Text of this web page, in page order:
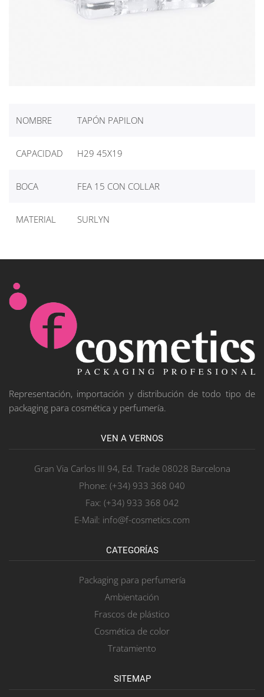
NOMBRE TAPÓN PAPILON
CAPACIDAD H29 45X19
BOCA FEA 15 CON COLLAR
MATERIAL SURLYN
Representación, importación y distribución de todo tipo de
packaging para cosmética y perfumería.
VEN A VERNOS
Gran Via Carlos III 94, Ed. Trade 08028 Barcelona
Phone: (+34) 933 368 040
Fax: (+34) 933 368 042
E-Mail: info@f-cosmetics.com
CATEGORÍAS
Packaging para perfumería
Ambientación
Frascos de plástico
Cosmética de color
Tratamiento
SITEMAP